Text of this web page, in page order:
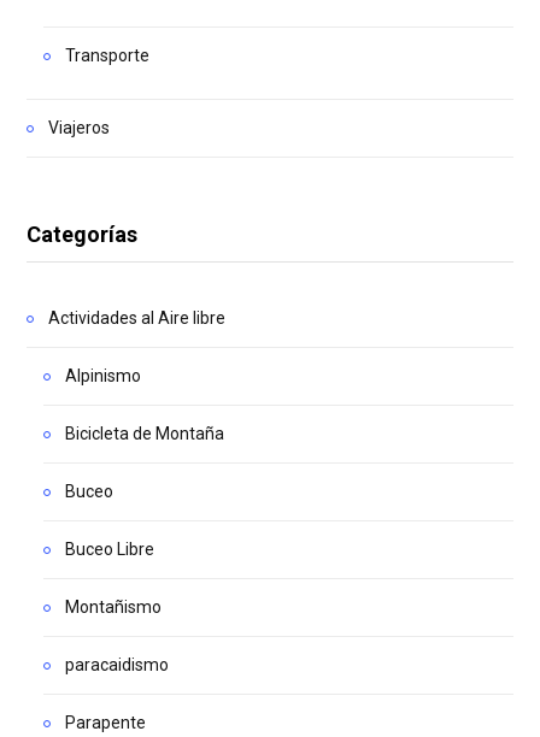
Transporte
Viajeros
Categorías
Actividades al Aire libre
Alpinismo
Bicicleta de Montaña
Buceo
Buceo Libre
Montañismo
paracaidismo
Parapente